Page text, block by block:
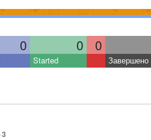
0 0 0
Started Завершено
3